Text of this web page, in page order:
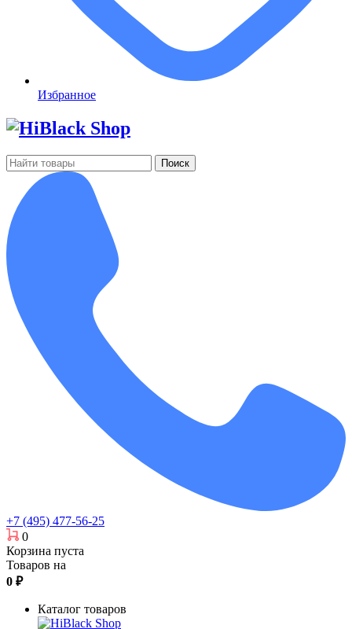
Избранное
Поиск
+7 (495) 477-56-25
0
Корзина пуста
Товаров на
0 ₽
Каталог товаров